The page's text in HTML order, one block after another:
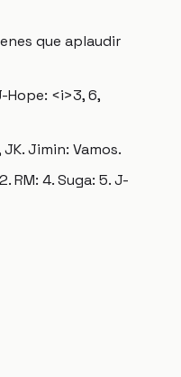
que aplaudir
Hope: <i>3, 6,
JK. Jimin: Vamos.
RM: 4. Suga: 5. J-